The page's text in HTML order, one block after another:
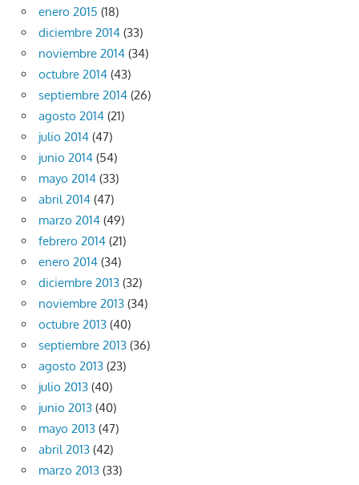
enero 2015 (18)
diciembre 2014 (33)
noviembre 2014 (34)
octubre 2014 (43)
septiembre 2014 (26)
agosto 2014 (21)
julio 2014 (47)
junio 2014 (54)
mayo 2014 (33)
abril 2014 (47)
marzo 2014 (49)
febrero 2014 (21)
enero 2014 (34)
diciembre 2013 (32)
noviembre 2013 (34)
octubre 2013 (40)
septiembre 2013 (36)
agosto 2013 (23)
julio 2013 (40)
junio 2013 (40)
mayo 2013 (47)
abril 2013 (42)
marzo 2013 (33)